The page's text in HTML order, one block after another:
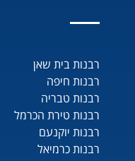
רבנות בית שאן
רבנות חיפה
רבנות טבריה
רבנות טירת הכרמל
רבנות יוקנעם
רבנות כרמיאל